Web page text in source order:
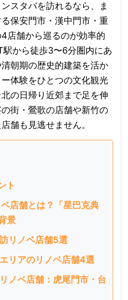
スタバを訪れるなら、ま
保安門市・漢中門市・重
店舗から巡るのが効率的
駅から徒歩3〜6分圏内にあ
朝期の歴史的建築を活か
体験をひとつの文化観光
の日帰り近郊まで足を伸
街・鶯歌の店舗や新竹の
舗も見逃せません。
ト
店舗とは？「星巴克典
景
リノベ店舗5選
リアのリノベ店舗4選
ノベ店舗：虎尾門市・台